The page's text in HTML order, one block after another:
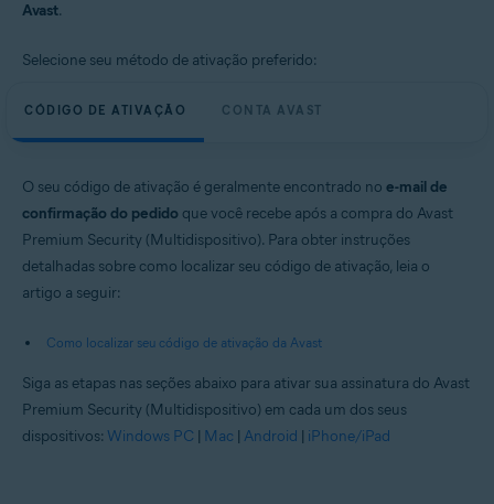
Avast.
Selecione seu método de ativação preferido:
CÓDIGO DE ATIVAÇÃO CONTA AVAST
O seu código de ativação é geralmente encontrado no e-mail de
confirmação do pedido que você recebe após a compra do Avast
Premium Security (Multidispositivo). Para obter instruções
detalhadas sobre como localizar seu código de ativação, leia o
artigo a seguir:
Como localizar seu código de ativação da Avast
Siga as etapas nas seções abaixo para ativar sua assinatura do Avast
Premium Security (Multidispositivo) em cada um dos seus
dispositivos: Windows PC | Mac | Android | iPhone/iPad